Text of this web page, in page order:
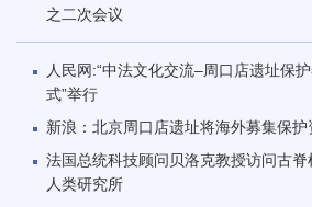
之二次会议
人民网:“中法文化交流–周口店遗址保
式”举行
新浪：北京周口店遗址将海外募集保护
法国总统科技顾问贝洛克教授访问古脊
人类研究所